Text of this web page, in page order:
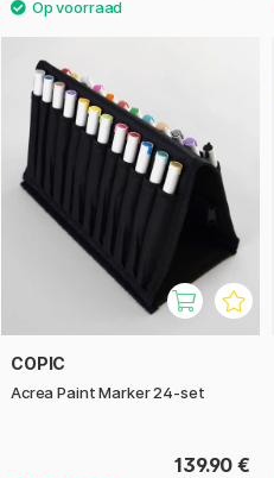
COPIC
Acrea Paint Marker 24-set
139.90 €